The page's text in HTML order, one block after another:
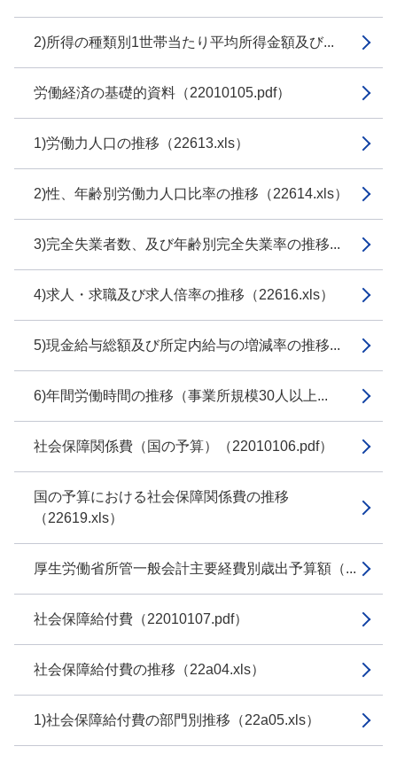
2)所得の種類別1世帯当たり平均所得金額及び...
労働経済の基礎的資料（22010105.pdf）
1)労働力人口の推移（22613.xls）
2)性、年齢別労働力人口比率の推移（22614.xls）
3)完全失業者数、及び年齢別完全失業率の推移...
4)求人・求職及び求人倍率の推移（22616.xls）
5)現金給与総額及び所定内給与の増減率の推移...
6)年間労働時間の推移（事業所規模30人以上...
社会保障関係費（国の予算）（22010106.pdf）
国の予算における社会保障関係費の推移
（22619.xls）
厚生労働省所管一般会計主要経費別歳出予算額（...
社会保障給付費（22010107.pdf）
社会保障給付費の推移（22a04.xls）
1)社会保障給付費の部門別推移（22a05.xls）